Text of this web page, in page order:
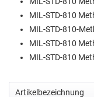
MIL-STD-810
MIL-STD-810-
MIL-STD-810
MIL-STD-810